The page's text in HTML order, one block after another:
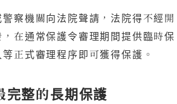
察機關向法院聲請，法院得不經開
在通常保護令審理期間提供臨時保
正式審理程序即可獲得保護。
完整的長期保護